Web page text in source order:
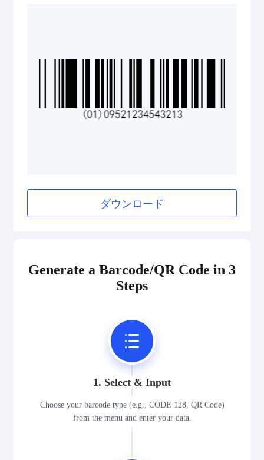
Medical Device Codes
ダウンロード
Generate a Barcode/QR Code in 3
Steps
1. Select & Input
Choose your barcode type (e.g., CODE 128, QR Code)
from the menu and enter your data.